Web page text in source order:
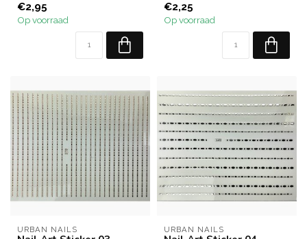
€2,95
Op voorraad
€2,25
Op voorraad
URBAN NAILS URBAN NAILS